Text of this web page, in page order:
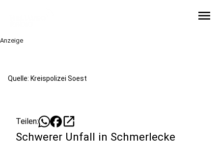
menu
Anzeige
Quelle: Kreispolizei Soest
Teilen: open_in_new
Schwerer Unfall in Schmerlecke